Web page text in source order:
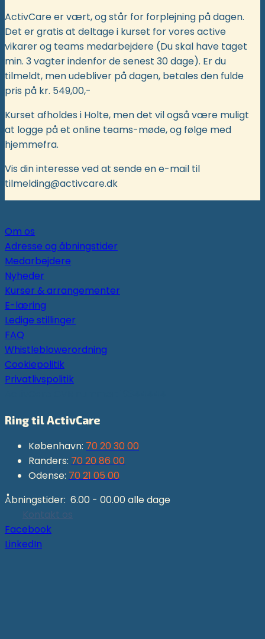
ActivCare er vært, og står for forplejning på dagen.
Det er gratis at deltage i kurset for vores active
vikarer og teams medarbejdere (Du skal have taget
min. 3 vagter indenfor de senest 30 dage). Er du
tilmeldt, men udebliver på dagen, betales den fulde
pris på kr. 549,00,-
Kurset afholdes i Holte, men det vil også være muligt
at logge på et online teams-møde, og følge med
hjemmefra.
Vis din interesse ved at sende en e-mail til
tilmelding@activcare.dk
Om os
Adresse og åbningstider
Medarbejdere
Nyheder
Kurser & arrangementer
E-læring
Ledige stillinger
FAQ
Whistleblowerordning
Cookiepolitik
Privatlivspolitik
Ring til ActivCare
København: 70 20 30 00
Randers: 70 20 86 00
Odense: 70 21 05 00
Åbningstider: 6.00 - 00.00 alle dage
Kontakt os
Facebook
LinkedIn